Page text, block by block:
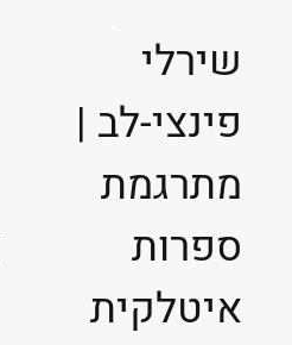
שירלי
פינצי-לב |
מתרגמת
ספרות
איטלקית